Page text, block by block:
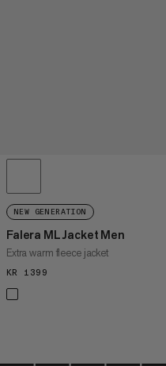
NEW GENERATION
Falera ML Jacket Men
Extra warm fleece jacket
KR 1399